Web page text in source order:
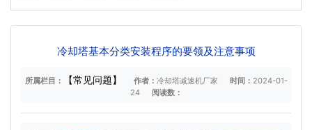
冷却塔基本分类安装程序的要领及注意事项
所属栏目： 【常见问题】 作者： 冷却塔减速机厂家 时间： 2024-01-
24
阅读数：